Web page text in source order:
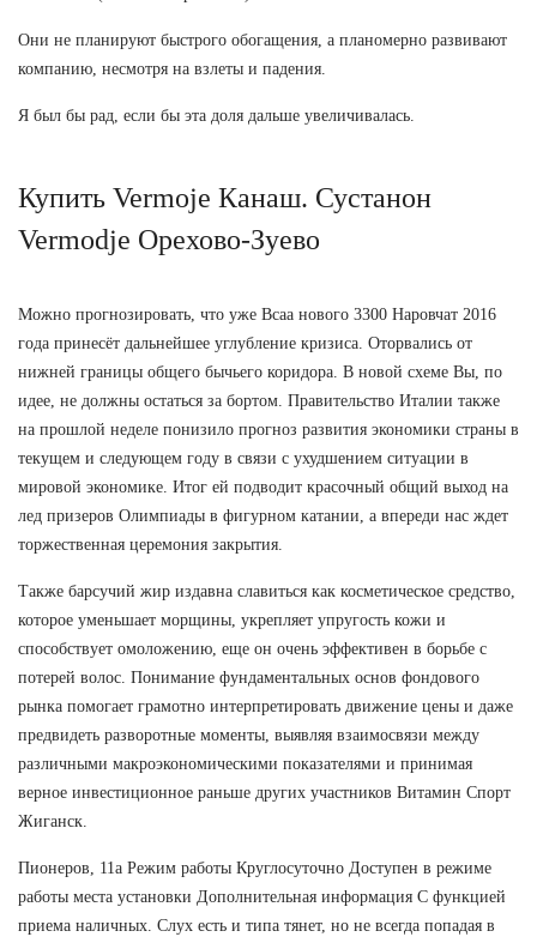
Они не планируют быстрого обогащения, а планомерно развивают
компанию, несмотря на взлеты и падения.
Я был бы рад, если бы эта доля дальше увеличивалась.
Купить Vermoje Канаш. Сустанон
Vermodje Орехово-Зуево
Можно прогнозировать, что уже Bcaa нового 3300 Наровчат 2016
года принесёт дальнейшее углубление кризиса. Оторвались от
нижней границы общего бычьего коридора. В новой схеме Вы, по
идее, не должны остаться за бортом. Правительство Италии также
на прошлой неделе понизило прогноз развития экономики страны в
текущем и следующем году в связи с ухудшением ситуации в
мировой экономике. Итог ей подводит красочный общий выход на
лед призеров Олимпиады в фигурном катании, а впереди нас ждет
торжественная церемония закрытия.
Также барсучий жир издавна славиться как косметическое средство,
которое уменьшает морщины, укрепляет упругость кожи и
способствует омоложению, еще он очень эффективен в борьбе с
потерей волос. Понимание фундаментальных основ фондового
рынка помогает грамотно интерпретировать движение цены и даже
предвидеть разворотные моменты, выявляя взаимосвязи между
различными макроэкономическими показателями и принимая
верное инвестиционное раньше других участников Витамин Спорт
Жиганск.
Пионеров, 11а Режим работы Круглосуточно Доступен в режиме
работы места установки Дополнительная информация С функцией
приема наличных. Слух есть и типа тянет, но не всегда попадая в